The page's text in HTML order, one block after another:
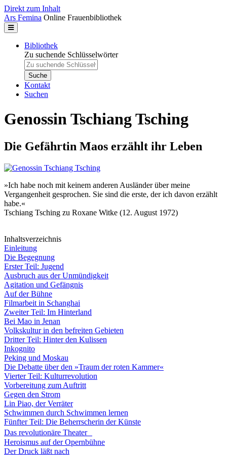
Direkt zum Inhalt
Ars Femina Online Frauenbibliothek
Bibliothek
Zu suchende Schlüsselwörter
Kontakt
Suchen
Genossin Tschiang Tsching
Die Gefährtin Maos erzählt ihr Leben
»Ich habe noch mit keinem anderen Ausländer über meine
Vergangenheit gesprochen. Sie sind die erste, der ich davon erzählt
habe.«
Tschiang Tsching zu Roxane Witke (12. August 1972)
Inhaltsverzeichnis
Einleitung
Die Begegnung
Erster Teil: Jugend
Ausbruch aus der Unmündigkeit
Agitation und Gefängnis
Auf der Bühne
Filmarbeit in Schanghai
Zweiter Teil: Im Hinterland
Bei Mao in Jenan
Volkskultur in den befreiten Gebieten
Dritter Teil: Hinter den Kulissen
Inkognito
Peking und Moskau
Die Debatte über den »Traum der roten Kammer«
Vierter Teil: Kulturrevolution
Vorbereitung zum Auftritt
Gegen den Strom
Lin Piao, der Verräter
Schwimmen durch Schwimmen lernen
Fünfter Teil: Die Beherrscherin der Künste
Das revolutionäre Theater
Heroismus auf der Opernbühne
Der Druck läßt nach